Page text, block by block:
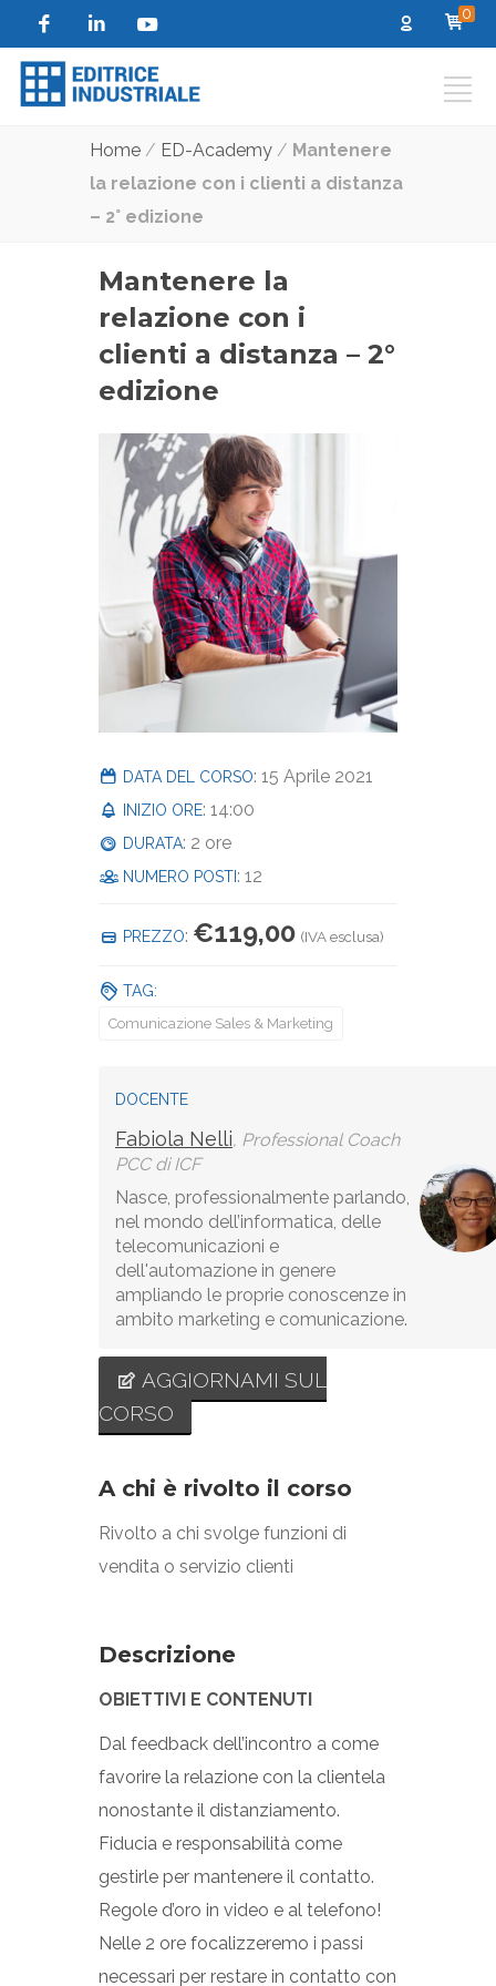
0
Home / ED-Academy / Mantenere
la relazione con i clienti a distanza
– 2° edizione
Mantenere la
relazione con i
clienti a distanza – 2°
edizione
DATA DEL CORSO: 15 Aprile 2021
INIZIO ORE: 14:00
DURATA: 2 ore
NUMERO POSTI : 12
PREZZO: €119,00 (IVA esclusa)
TAG:
Comunicazione Sales & Marketing
DOCENTE
Fabiola Nelli, Professional Coach
PCC di ICF
Nasce, professionalmente parlando,
nel mondo dell’informatica, delle
telecomunicazioni e
dell'automazione in genere
ampliando le proprie conoscenze in
ambito marketing e comunicazione.
AGGIORNAMI SUL
CORSO
A chi è rivolto il corso
Rivolto a chi svolge funzioni di
vendita o servizio clienti
Descrizione
OBIETTIVI E CONTENUTI
Dal feedback dell’incontro a come
favorire la relazione con la clientela
nonostante il distanziamento.
Fiducia e responsabilità come
gestirle per mantenere il contatto.
Regole d’oro in video e al telefono!
Nelle 2 ore focalizzeremo i passi
necessari per restare in contatto con